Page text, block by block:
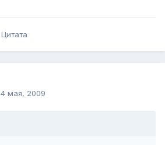
Цитата
4 мая, 2009